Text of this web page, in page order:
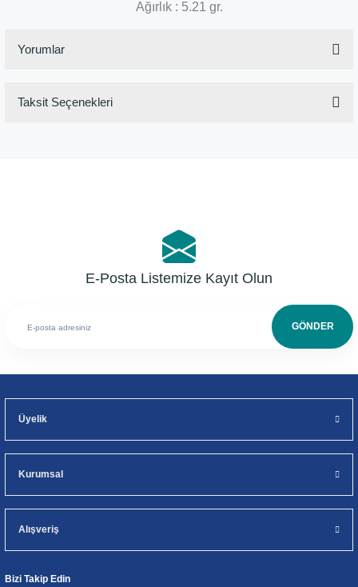
Ağırlık : 5.21 gr.
Yorumlar
Taksit Seçenekleri
E-Posta Listemize Kayıt Olun
GÖNDER
Üyelik
Kurumsal
Alışveriş
Bizi Takip Edin